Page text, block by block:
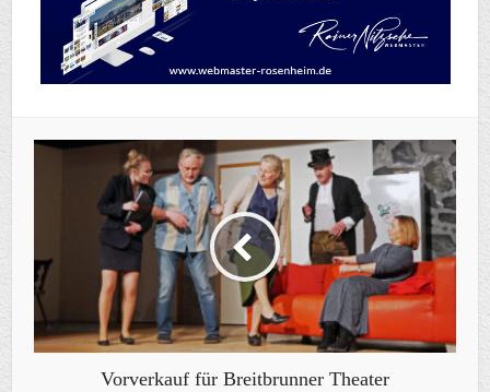
Vorverkauf für Breitbrunner Theater